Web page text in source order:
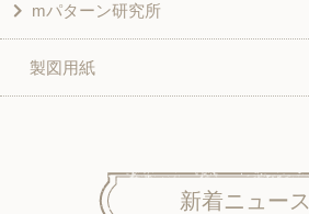
その他
ベスト・ジャケット・コート
スカート
ニット地専用
その他
こども＆ベビー
ボトムス
ワンピース＆スーツ
mパターン研究所
子供服
ワンピース
製図用紙
新着ニュース